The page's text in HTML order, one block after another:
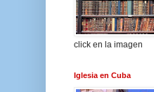
click en la imagen
Iglesia en Cuba